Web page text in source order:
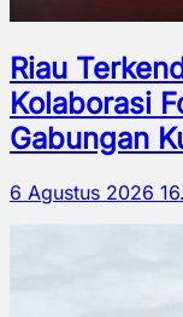
Riau
Kolaborasi
Gabungan
6 Agustus 2026